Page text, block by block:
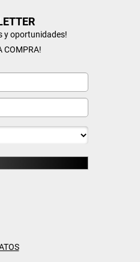
y oportunidades!
COMPRA!